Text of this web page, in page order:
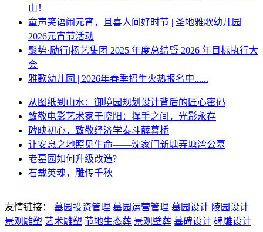
山！
童声笑语闹元宵，且喜人间好时节 | 圣地雅歌幼儿园
2026元宵节活动
聚势·励行|杨艺集团 2025 年度总结暨 2026 年目标执行大
会
雅歌幼儿园 | 2026年春季招生火热报名中......
从图纸到山水：御境园规划设计背后的匠心密码
致敬电影艺术家于晓阳：挥手之间，光影永存
碑映初心，致敬经济学泰斗薛暮桥
让安息之地照见生命——沈家门新塘弄塘湾公墓
老墓园如何升级改造?
石载英魂，雕传千秋
友情链接： 墓园投资管理 墓园运营管理 墓园设计 陵园设计
景观雕塑 艺术雕塑 节地生态葬 景观壁葬 墓碑设计 碑雕设计